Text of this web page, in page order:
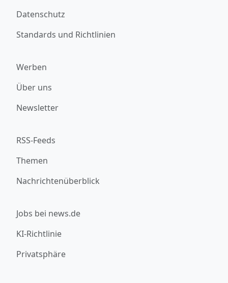
Datenschutz
Standards und Richtlinien
Werben
Über uns
Newsletter
RSS-Feeds
Themen
Nachrichtenüberblick
Jobs bei news.de
KI-Richtlinie
Privatsphäre